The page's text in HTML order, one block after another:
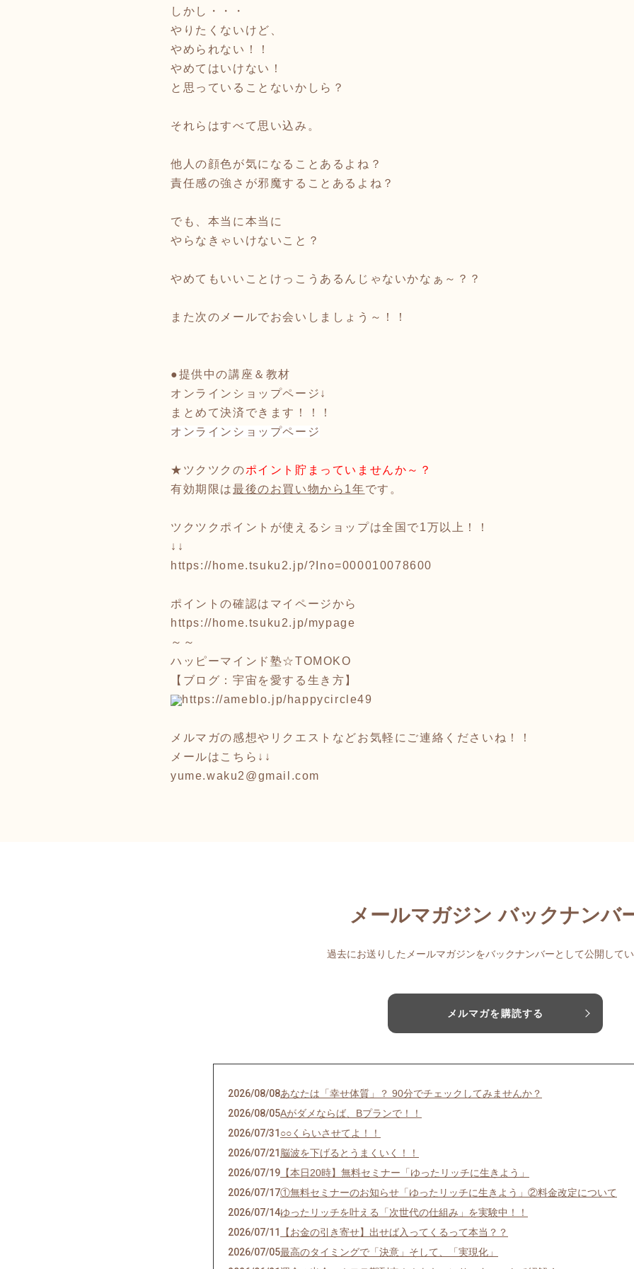
しかし・・・
やりたくないけど、
やめられない！！
やめてはいけない！
と思っていることないかしら？
それらはすべて思い込み。
他人の顔色が気になることあるよね？
責任感の強さが邪魔することあるよね？
でも、本当に本当に
やらなきゃいけないこと？
やめてもいいことけっこうあるんじゃないかなぁ～？？
また次のメールでお会いしましょう～！！
●提供中の講座＆教材
オンラインショップページ↓
まとめて決済できます！！！
オンラインショップページ
★ツクツクのポイント貯まっていませんか～？
有効期限は最後のお買い物から1年です。
ツクツクポイントが使えるショップは全国で1万以上！！
↓↓
https://home.tsuku2.jp/?Ino=000010078600
ポイントの確認はマイページから
https://home.tsuku2.jp/mypage
～～
ハッピーマインド塾☆TOMOKO
【ブログ：宇宙を愛する生き方】
https://ameblo.jp/happycircle49
メルマガの感想やリクエストなどお気軽にご連絡くださいね！！
メールはこちら↓↓
yume.waku2@gmail.com
メールマガジン バックナンバ
過去にお送りしたメールマガジンをバックナンバーとして公開して
メルマガを購読する
2026/08/08あなたは「幸せ体質」？ 90分でチェックしてみませんか？
2026/08/05Aがダメならば、Bプランで！！
2026/07/31 ○○くらいさせてよ！！
2026/07/21 脳波を下げるとうまくいく！！
2026/07/19 【本日20時】無料セミナー「ゆったリッチに生きよう」
2026/07/17①無料セミナーのお知らせ「ゆったリッチに生きよう」②料金改定について
2026/07/14ゆったリッチを叶える「次世代の仕組み」を実験中！！
2026/07/11
【お金の引き寄せ】出せば入ってくるって本当？？
2026/07/05最高のタイミングで「決意」そして、「実現化」